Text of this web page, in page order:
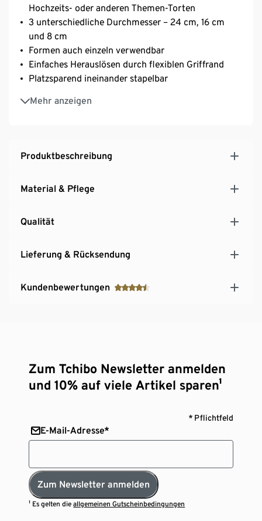
Hochzeits- oder anderen Themen-Torten
3 unterschiedliche Durchmesser – 24 cm, 16 cm
und 8 cm
Formen auch einzeln verwendbar
Einfaches Herauslösen durch flexiblen Griffrand
Platzsparend ineinander stapelbar
Mehr anzeigen
Inkl. Rezeptvorschlag
Produktbeschreibung
Material & Pflege
Qualität
Lieferung & Rücksendung
Kundenbewertungen
Zum Tchibo Newsletter anmelden
und 10% auf viele Artikel sparen¹
* Pflichtfeld
E-Mail-Adresse*
Zum Newsletter anmelden
¹ Es gelten dieallgemeinen Gutscheinbedingungen